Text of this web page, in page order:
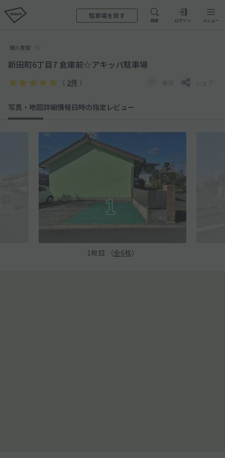
駐車場を貸す
検索 ログイン メニュー
個人管理
新田町6丁目7 倉庫前☆アキッパ駐車場
（ 2件 ） 保存 シェア
写真・地図詳細情報日時の指定 レビュー
1 枚目 （全6枚）